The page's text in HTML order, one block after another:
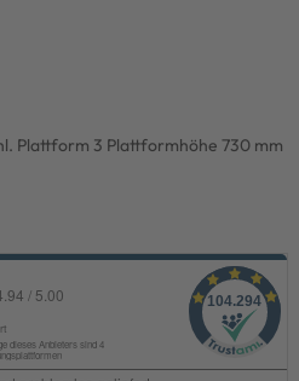
Plattform 3 Plattformhöhe 730 mm